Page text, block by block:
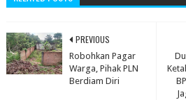
PREVIOUS
Robohkan Pagar
Warga, Pihak PLN
Berdiam Diri